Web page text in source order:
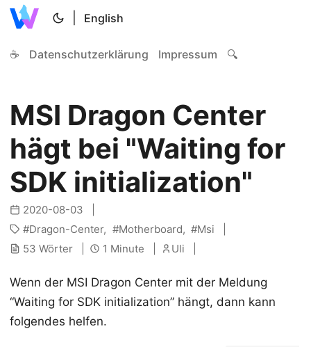
English
☕ Datenschutzerklärung Impressum 🔍
MSI Dragon Center
hägt bei "Waiting for
SDK initialization"
2020-08-03
Dragon-Center
Motherboard
Msi
53 Wörter
1 Minute Uli
Wenn der MSI Dragon Center mit der Meldung
“Waiting for SDK initialization” hängt, dann kann
folgendes helfen.